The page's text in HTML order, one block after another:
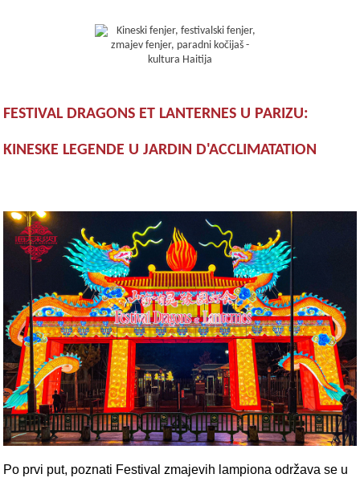
FESTIVAL DRAGONS ET LANTERNES U PARIZU:
KINESKE LEGENDE U JARDIN D'ACCLIMATATION
Po prvi put, poznati Festival zmajevih lampiona održava se u